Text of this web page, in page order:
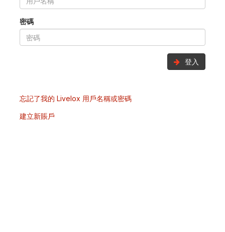
密碼
登入
忘記了我的 Livelox 用戶名稱或密碼
建立新賬戶